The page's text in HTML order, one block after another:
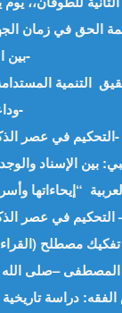
بين الحقيقة و الوهم. أ.ليلى جوادي -الجزائر-
وداعا آمنة خنفري د.الزهرة هراوة -الحزائر-
التحكيم في عصر الذكاء الاصطناعي . د.محمد فهمي – مصر-
محمد فهمي – مصر –
دراسة